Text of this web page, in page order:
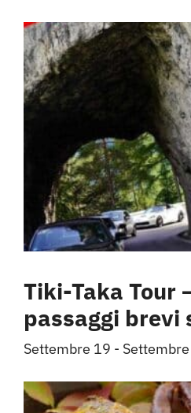
Tiki-Taka Tour
passaggi brevi
Settembre 19 -